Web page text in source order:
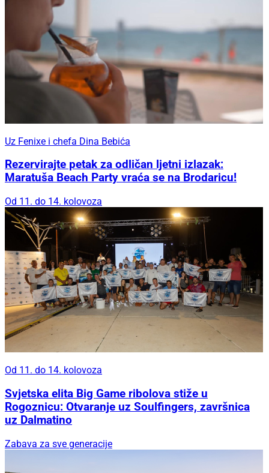
Uz Fenixe i chefa Dina Bebića
Rezervirajte petak za odličan ljetni izlazak:
Maratuša Beach Party vraća se na Brodaricu!
Od 11. do 14. kolovoza
Od 11. do 14. kolovoza
Svjetska elita Big Game ribolova stiže u
Rogoznicu: Otvaranje uz Soulfingers, završnica
uz Dalmatino
Zabava za sve generacije